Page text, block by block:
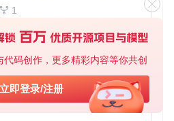
码创作，更多精彩内容等你共创
立即登录/注册
文件系统支持大文件，能满足现代
"开始"按钮。Rufus会弹出警告窗
认后开始制作过程。制作进度会在
和镜像大小，整个过程通常需要5
1
基于Python的Xiaozhi AI，适用于想要完整Xiaozhi体验而无需拥有专用硬件的用户。